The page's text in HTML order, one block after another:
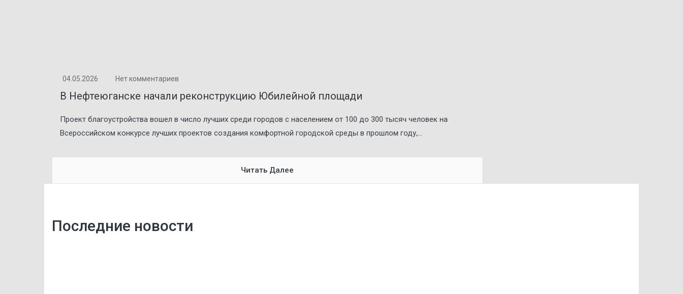
04.05.2026 Нет комментариев
В Нефтеюганске начали реконструкцию Юбилейной площади
Проект благоустройства вошел в число лучших среди городов с населением от 100 до 300 тысяч человек на
Всероссийском конкурсе лучших проектов создания комфортной городской среды в прошлом году,...
Читать Далее
Последние новости